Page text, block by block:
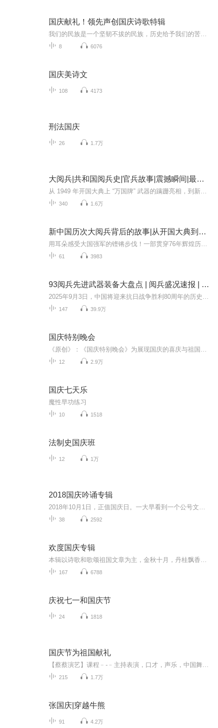
国庆献礼！领先声创国庆诗歌特辑
8 6076
国庆美诗文
108 4173
刑法国庆
26 1.7万
大阅兵|共和国阅兵史|官兵故事|震撼瞬间|最新装备
340 1.6万
新中国历次大阅兵背后的故事|从开国大典到九三阅兵
61 3983
93阅兵先进武器装备大盘点 | 阅兵盛况速报 | 纪念抗日战争胜利80周年大阅兵
147 39.9万
国庆特别晚会
12 2.9万
国庆七天乐
魔性早功练习
10 1518
法制史国庆班
12 1万
2018国庆吟诵专辑
38 2592
欢度国庆专辑
167 6788
庆祝七一和国庆节
24 1818
国庆节为祖国献礼
215 1.7万
张国庆|穿越牛熊
91 4.2万